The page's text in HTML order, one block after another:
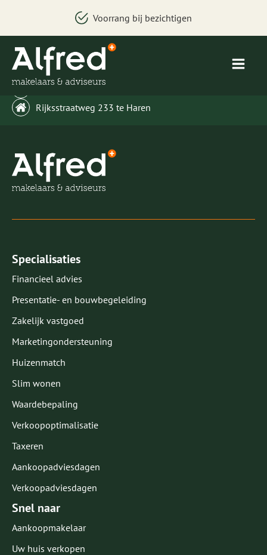
Voorrang bij bezichtigen
Rijksstraatweg 233 te Haren
Specialisaties
Financieel advies
Presentatie- en bouwbegeleiding
Zakelijk vastgoed
Marketingondersteuning
Huizenmatch
Slim wonen
Waardebepaling
Verkoopoptimalisatie
Taxeren
Aankoopadviesdagen
Verkoopadviesdagen
Snel naar
Aankoopmakelaar
Uw huis verkopen